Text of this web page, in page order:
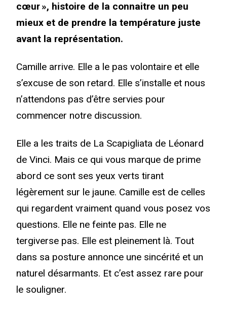
cœur », histoire de la connaitre un peu
mieux et de prendre la température juste
avant la représentation.
Camille arrive. Elle a le pas volontaire et elle
s’excuse de son retard. Elle s’installe et nous
n’attendons pas d’être servies pour
commencer notre discussion.
Elle a les traits de La Scapigliata de Léonard
de Vinci. Mais ce qui vous marque de prime
abord ce sont ses yeux verts tirant
légèrement sur le jaune. Camille est de celles
qui regardent vraiment quand vous posez vos
questions. Elle ne feinte pas. Elle ne
tergiverse pas. Elle est pleinement là. Tout
dans sa posture annonce une sincérité et un
naturel désarmants. Et c’est assez rare pour
le souligner.